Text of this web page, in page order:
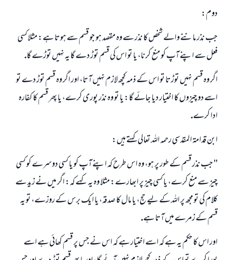
دوم:
جب نذر ماننے والے شخص كا نذر سے وہ مقصد ہو جو قسم سے ہوتا ہے: مثلا كسى
فعل سے اپنے آپ كو منع كرنا، يا تو اس كى قسم توڑ دے گا يہ نہيں توڑے گا.
اگر وہ قسم نہيں توڑتا تو اس كے ذمہ كچھ لازم نہيں آتا، اور اگر وہ قسم توڑ دے تو
اسے دو چيزوں كا اختيار ديا جائے گا: يا تو وہ نذر پورى كرے، يا پھر قسم كا كفارہ
ادا كرے.
ابن قدامۃ المقدسى رحمہ اللہ تعالى كہتے ہيں:
" جب نذر قسم كے طور پر ہو، وہ اس طرح كہ اپنے آپ كو يا كسى دوسرے كو كسى
چيز سے منع كرے، يا كسى چيز پر ابھارے: مثلا وہ يہ كہے كہ: اگر ميں نے زيد سے
كلام كى تو مجھ پر اللہ كے ليے حج، يا مال كا صدقہ، يا ايك برس كے روزے، تو يہ
قسم كے زمرے ميں آتا ہے.
اور اس كا حكم يہ ہے كہ اسے اختيار ہے كہ اس نے جس پر قسم كھائى ہے اسے